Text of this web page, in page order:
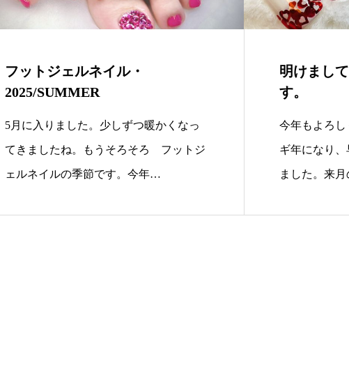
フットジェルネイル・
2025/SUMMER
5月に入りました。少しずつ暖かくなっ
てきましたね。もうそろそろ フットジ
ェルネイルの季節です。今年…
明けまし
す。
今年もよろ
ギ年になり
ました。来